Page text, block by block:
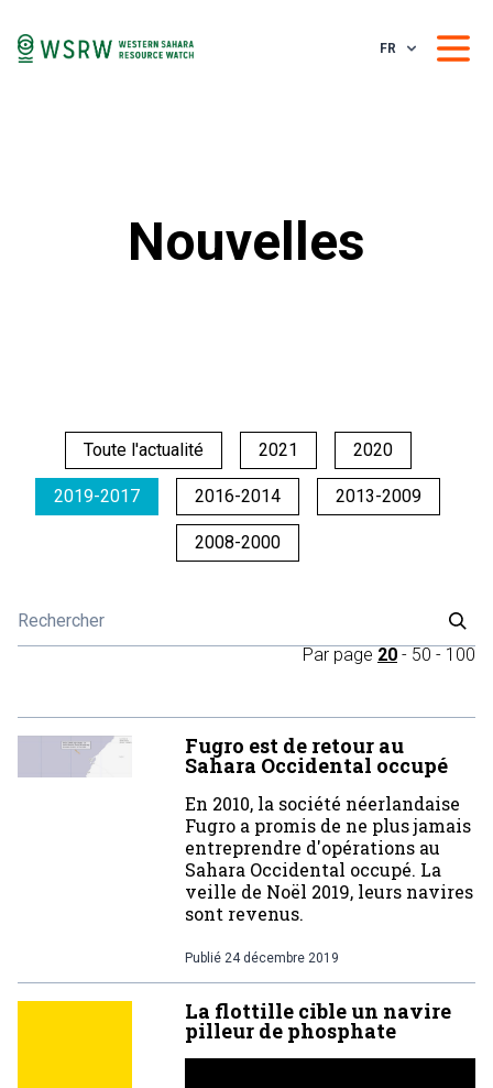
FR
Nouvelles
Toute l'actualité 2021 2020
2019-2017 2016-2014 2013-2009
2008-2000
Par page 20 - 50 - 100
Fugro est de retour au
Sahara Occidental occupé
En 2010, la société néerlandaise
Fugro a promis de ne plus jamais
entreprendre d'opérations au
Sahara Occidental occupé. La
veille de Noël 2019, leurs navires
sont revenus.
Publié 24 décembre 2019
La flottille cible un navire
pilleur de phosphate